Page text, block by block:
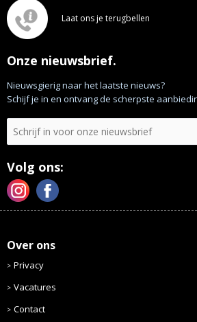
Laat ons je terugbellen
Onze nieuwsbrief.
Nieuwsgierig naar het laatste nieuws?
Schijf je in en ontvang de scherpste
Volg ons:
Over ons
Privacy
Vacatures
Contact